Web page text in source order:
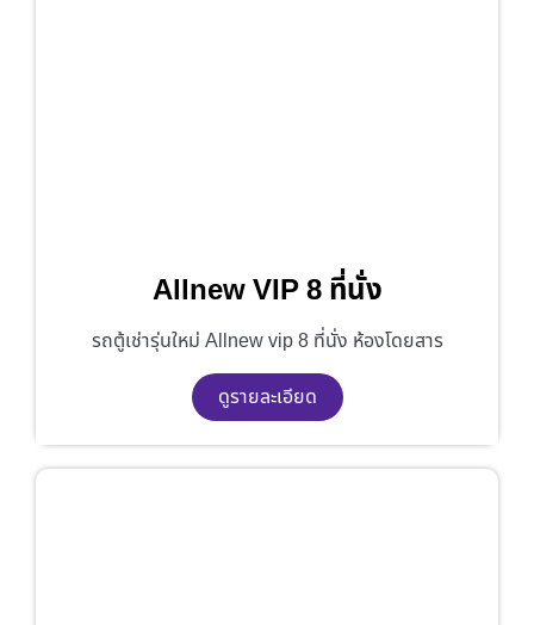
Allnew VIP 8 ที่นั่ง
รถตู้เช่ารุ่นใหม่ Allnew vip 8 ที่นั่ง ห้องโดยสาร
ดูรายละเอียด